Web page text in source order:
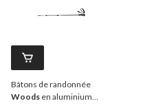
Bâtons de randonnée
Woods en aluminium